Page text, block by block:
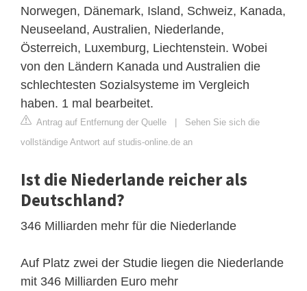
Norwegen, Dänemark, Island, Schweiz, Kanada,
Neuseeland, Australien, Niederlande,
Österreich, Luxemburg, Liechtenstein. Wobei
von den Ländern Kanada und Australien die
schlechtesten Sozialsysteme im Vergleich
haben. 1 mal bearbeitet.
Antrag auf Entfernung der Quelle | Sehen Sie sich die
vollständige Antwort auf studis-online.de an
Ist die Niederlande reicher als
Deutschland?
346 Milliarden mehr für die Niederlande
Auf Platz zwei der Studie liegen die Niederlande
mit 346 Milliarden Euro mehr